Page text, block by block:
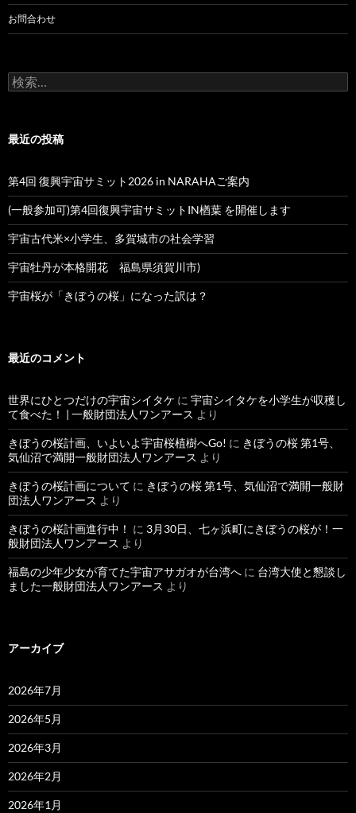
お問合わせ
検
索:
最近の投稿
第4回 復興宇宙サミット2026 in NARAHAご案内
(一般参加可)第4回復興宇宙サミットIN楢葉 を開催します
宇宙古代米×小学生、多賀城市の社会学習
宇宙牡丹が本格開花 福島県須賀川市)
宇宙桜が「きぼうの桜」になった訳は？
最近のコメント
世界にひとつだけの宇宙シイタケ に 宇宙シイタケを小学生が収穫し
て食べた！ | 一般財団法人ワンアース より
きぼうの桜計画、いよいよ宇宙桜植樹へGo! に きぼうの桜 第1号、
気仙沼で満開一般財団法人ワンアース より
きぼうの桜計画について に きぼうの桜 第1号、気仙沼で満開一般財
団法人ワンアース より
きぼうの桜計画進行中！ に 3月30日、七ヶ浜町にきぼうの桜が！一
般財団法人ワンアース より
福島の少年少女が育てた宇宙アサガオが台湾へ に 台湾大使と懇談し
ました一般財団法人ワンアース より
アーカイブ
2026年7月
2026年5月
2026年3月
2026年2月
2026年1月